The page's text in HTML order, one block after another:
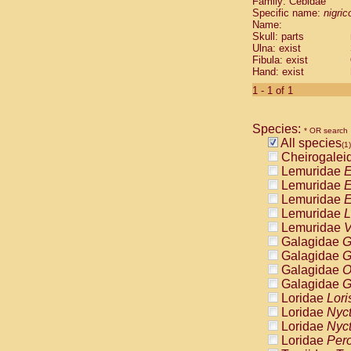
Cebidae
Cebidae
Cebidae
Cebidae
Cebidae
Cebidae
Cebidae
Cebidae
Cebidae
Cebidae
Cebidae
Cebidae
Atelidae
Atelidae
Atelidae
Atelidae
Atelidae
Atelidae
Atelidae
Atelidae
Atelidae
Atelidae
Pitheciidae
Specific name:
Name:
Skull: parts
Ulna: exist
Fibula: exist
Hand: exist
1 - 1 of 1
Species: * OR search
All species(1)
Lemuridae
Lemuridae
Lemuridae
Lemuridae
Lemuridae
Galagidae
Galagidae
Galagidae
Galagidae
Loridae
Loridae
Loridae
Loridae